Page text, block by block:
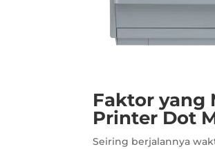
Faktor yang
Printer Dot
Seiring berjalannya